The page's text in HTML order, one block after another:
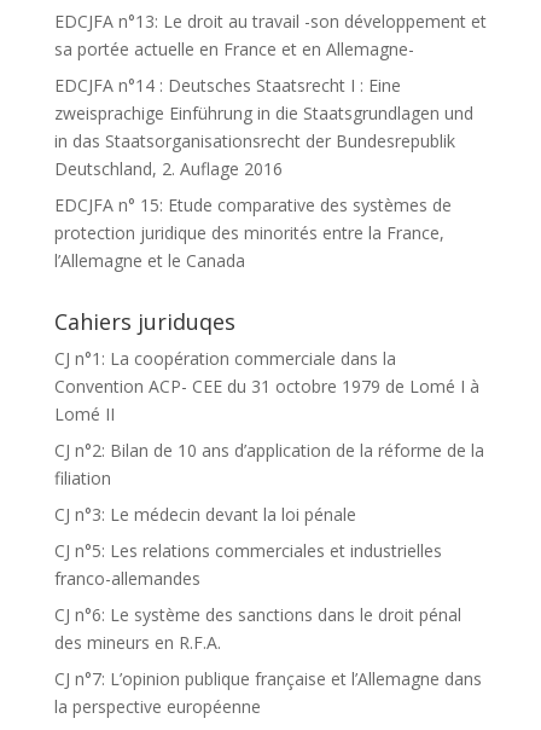
EDCJFA n°13: Le droit au travail -son développement et
sa portée actuelle en France et en Allemagne-
EDCJFA n°14 : Deutsches Staatsrecht I : Eine
zweisprachige Einführung in die Staatsgrundlagen und
in das Staatsorganisationsrecht der Bundesrepublik
Deutschland, 2. Auflage 2016
EDCJFA n° 15: Etude comparative des systèmes de
protection juridique des minorités entre la France,
l’Allemagne et le Canada
Cahiers juriduqes
CJ n°1: La coopération commerciale dans la
Convention ACP- CEE du 31 octobre 1979 de Lomé I à
Lomé II
CJ n°2: Bilan de 10 ans d’application de la réforme de la
filiation
CJ n°3: Le médecin devant la loi pénale
CJ n°5: Les relations commerciales et industrielles
franco-allemandes
CJ n°6: Le système des sanctions dans le droit pénal
des mineurs en R.F.A.
CJ n°7: L’opinion publique française et l’Allemagne dans
la perspective européenne